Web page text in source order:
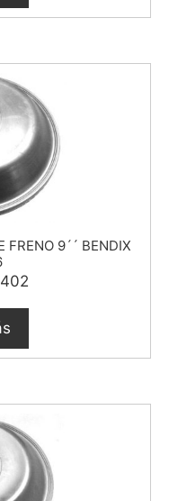
FRENO 9´´ BENDIX